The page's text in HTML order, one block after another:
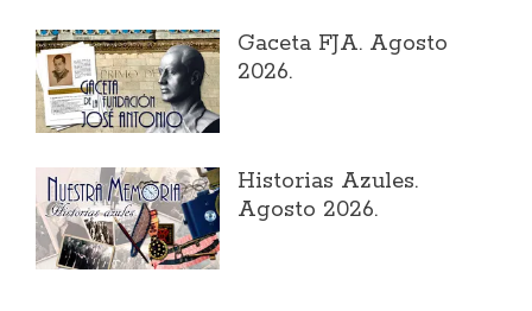
Gaceta FJA. Agosto
2026.
Historias Azules.
Agosto 2026.